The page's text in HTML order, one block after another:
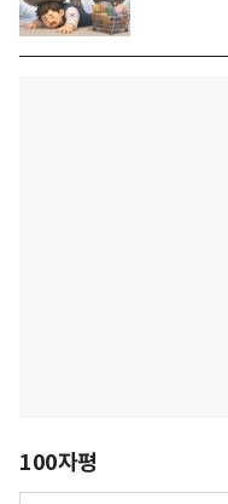
100자평